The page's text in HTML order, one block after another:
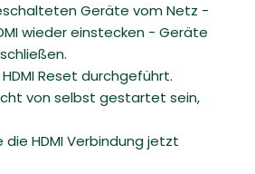
Geräte vom Netz -
wieder einstecken - Geräte
Reset durchgeführt.
von selbst gestartet sein,
HDMI Verbindung jetzt